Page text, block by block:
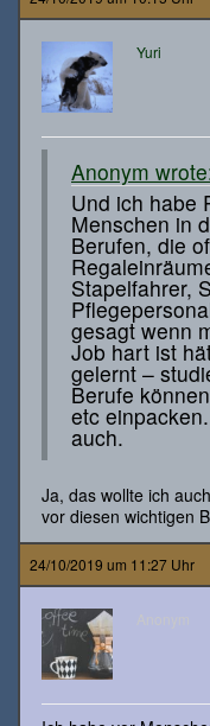
Yuri
Anonym
Und ich habe
Menschen in
Berufen, die
Stapelfahrer,
gesagt wenn
Job hart ist
gelernt –
Berufe
etc
auch.
Ja, das wollte ich
vor diesen wichtigen
24/10/2019 um 11:27 Uhr